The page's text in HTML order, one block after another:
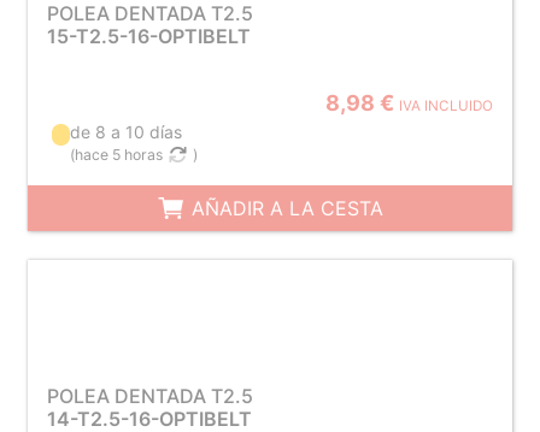
POLEA DENTADA T2.5
15-T2.5-16-OPTIBELT
8,98 € IVA INCLUIDO
de 8 a 10 días
(hace 5 horas )
AÑADIR A LA CESTA
POLEA DENTADA T2.5
14-T2.5-16-OPTIBELT